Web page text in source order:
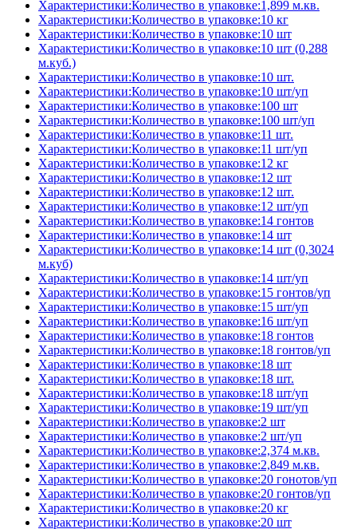
Характеристики:Количество в упаковке:1,899 м.кв.
Характеристики:Количество в упаковке:10 кг
Характеристики:Количество в упаковке:10 шт
Характеристики:Количество в упаковке:10 шт (0,288
м.куб.)
Характеристики:Количество в упаковке:10 шт.
Характеристики:Количество в упаковке:10 шт/уп
Характеристики:Количество в упаковке:100 шт
Характеристики:Количество в упаковке:100 шт/уп
Характеристики:Количество в упаковке:11 шт.
Характеристики:Количество в упаковке:11 шт/уп
Характеристики:Количество в упаковке:12 кг
Характеристики:Количество в упаковке:12 шт
Характеристики:Количество в упаковке:12 шт.
Характеристики:Количество в упаковке:12 шт/уп
Характеристики:Количество в упаковке:14 гонтов
Характеристики:Количество в упаковке:14 шт
Характеристики:Количество в упаковке:14 шт (0,3024
м.куб)
Характеристики:Количество в упаковке:14 шт/уп
Характеристики:Количество в упаковке:15 гонтов/уп
Характеристики:Количество в упаковке:15 шт/уп
Характеристики:Количество в упаковке:16 шт/уп
Характеристики:Количество в упаковке:18 гонтов
Характеристики:Количество в упаковке:18 гонтов/уп
Характеристики:Количество в упаковке:18 шт
Характеристики:Количество в упаковке:18 шт.
Характеристики:Количество в упаковке:18 шт/уп
Характеристики:Количество в упаковке:19 шт/уп
Характеристики:Количество в упаковке:2 шт
Характеристики:Количество в упаковке:2 шт/уп
Характеристики:Количество в упаковке:2,374 м.кв.
Характеристики:Количество в упаковке:2,849 м.кв.
Характеристики:Количество в упаковке:20 гонотов/уп
Характеристики:Количество в упаковке:20 гонтов/уп
Характеристики:Количество в упаковке:20 кг
Характеристики:Количество в упаковке:20 шт